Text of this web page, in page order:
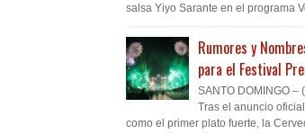
salsa Yiyo Sarante en el programa
Rumores y
para el Festival
SANTO DOMINGO
Tras el anuncio
como el primer plato fuerte, la